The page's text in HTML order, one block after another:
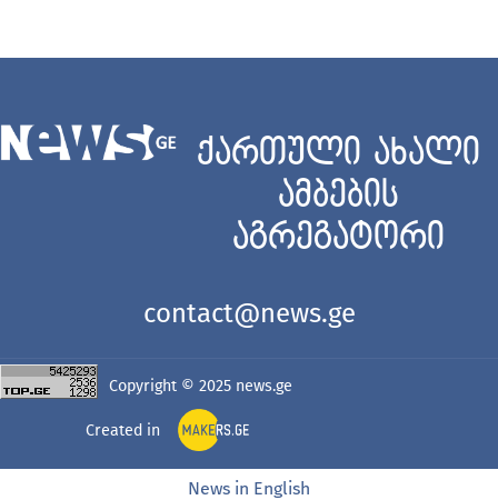
ქართული ახალი
ამბების
აგრეგატორი
contact@news.ge
Copyright © 2025 news.ge
Created in
News in English